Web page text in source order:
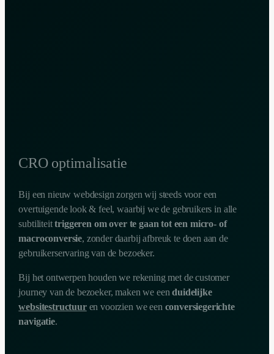
CRO optimalisatie
Bij een nieuw webdesign zorgen wij steeds voor een
overtuigende look & feel, waarbij we de gebruikers in alle
subtiliteittriggeren om over te gaan tot een micro- of
macroconversie, zonder daarbij afbreuk te doen aan de
gebruikerservaring van de bezoeker.
Bij het ontwerpen houden we rekening met de customer
journey van de bezoeker, maken we eenduidelijke
websitestructuuren voorzien we een conversiegerichte
navigatie.